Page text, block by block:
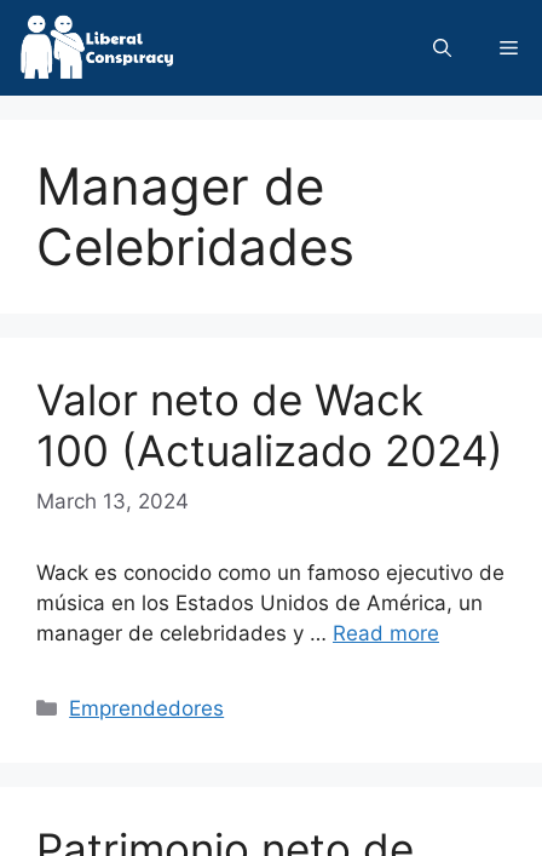
Skip
content
Manager de
Celebridades
Valor neto de Wack
100 (Actualizado 2024)
March 13, 2024
Wack es conocido como un famoso ejecutivo de
música en los Estados Unidos de América, un
manager de celebridades y … Read more
Categories
Emprendedores